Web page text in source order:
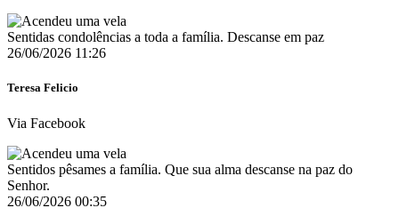
Sentidas condolências a toda a família. Descanse em paz
26/06/2026 11:26
Teresa Felicio
Via Facebook
Sentidos pêsames a família. Que sua alma descanse na paz do
Senhor.
26/06/2026 00:35